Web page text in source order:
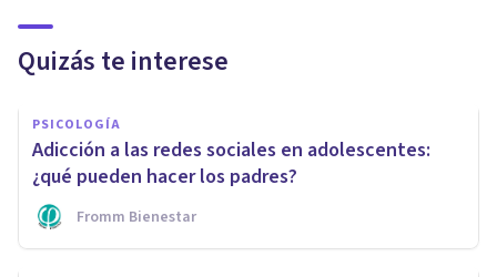
Quizás te interese
PSICOLOGÍA
Adicción a las redes sociales en adolescentes:
¿qué pueden hacer los padres?
Fromm Bienestar